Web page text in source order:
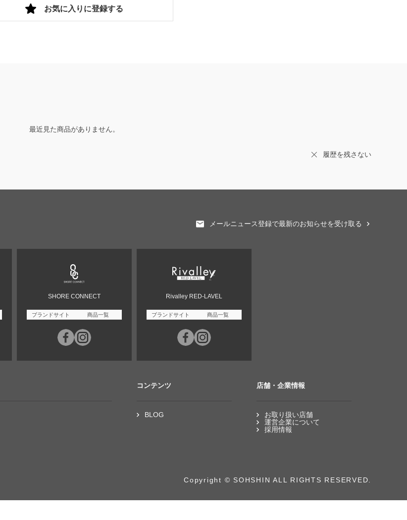
お気に入りに登録する
最近見た商品がありません。
履歴を残さない
メールニュース登録で最新のお知らせを受け取る
SHORE CONNECT
ブランドサイト 商品一覧
Rivalley RED-LAVEL
ブランドサイト 商品一覧
コンテンツ
BLOG
店舗・企業情報
お取り扱い店舗
運営企業について
採用情報
Copyright © SOHSHIN ALL RIGHTS RESERVED.